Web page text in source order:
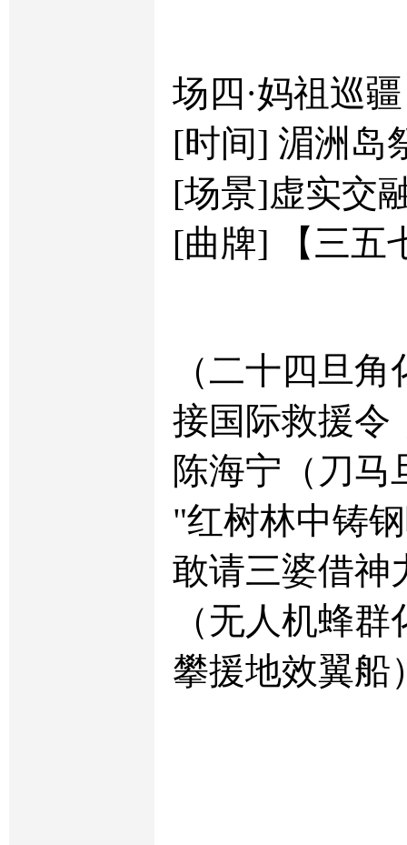
场四·妈祖巡疆
[时间] 湄洲岛
[场景]虚实交
[曲牌] 【三五
（二十四旦
接国际救援令
陈海宁（刀马
"红树林中铸
敢请三婆借神
（无人机蜂
攀援地效翼船